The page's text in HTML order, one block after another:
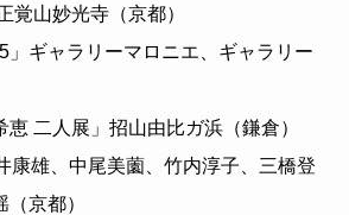
覚山妙光寺（京都）
」ギャラリーマロニエ、ギャラリー
恵 二人展」招山由比ガ浜（鎌倉）
康雄、中尾美薗、竹内淳子、三橋登
京都）